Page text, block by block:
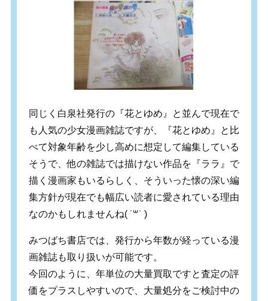
同じく白泉社発行の『花とゆめ』と並んで現在で
も人気の少女漫画雑誌ですが、『花とゆめ』と比
べて対象年齢を少し高めに想定して編集している
そうで、他の雑誌では描けない作品を『ララ』で
描く漫画家もいるらしく、そういった懐の深い編
集方針が現在でも幅広い読者に愛されている理由
なのかもしれませんね( ˙꒳​˙ )
みつばち書店では、発行から年数が経っている漫
画雑誌も取り扱いが可能です。
今回のように、年単位の大量買取ですと査定の評
価をプラスしやすいので、大量処分をご検討中の